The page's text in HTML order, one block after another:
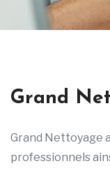
Grand
Grand Nettoyage
professionnels